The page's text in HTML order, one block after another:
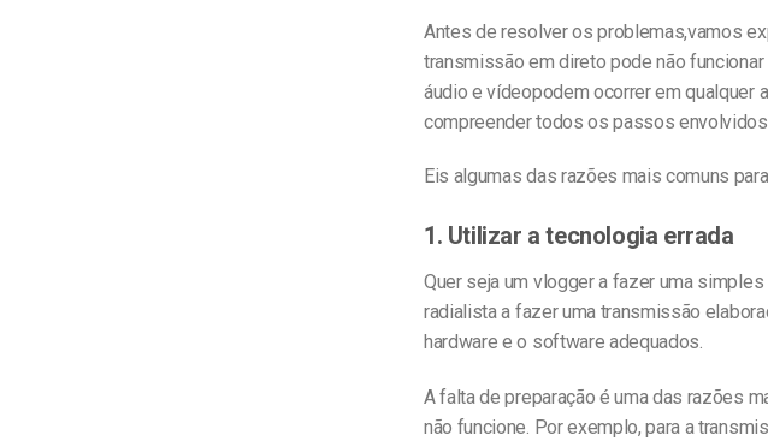
Antes de resolver os problemas,vamos
transmissão em direto pode não
áudio e vídeopodem ocorrer em qualquer
compreender todos os passos
Eis algumas das razões mais comuns
1. Utilizar a tecnologia errada
Quer seja um vlogger a fazer uma
radialista a fazer uma transmissão
hardware e o software adequados.
A falta de preparação é uma das razões
não funcione. Por exemplo, para a